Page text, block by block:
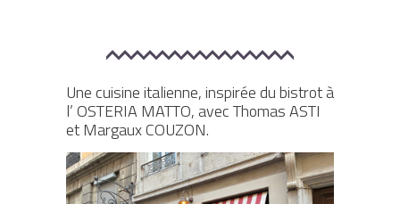
Une cuisine italienne, inspirée du bistrot à
l’OSTERIA MATTO, avec Thomas ASTI
et Margaux COUZON.